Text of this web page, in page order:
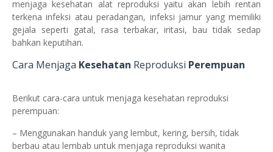
menjaga kesehatan alat reproduksi yaitu akan lebih rentan
terkena infeksi atau peradangan, infeksi jamur yang memiliki
gejala seperti gatal, rasa terbakar, iritasi, bau tidak sedap
bahkan keputihan.
Cara Menjaga Kesehatan Reproduksi Perempuan
Berikut cara-cara untuk menjaga kesehatan reproduksi
perempuan:
– Menggunakan handuk yang lembut, kering, bersih, tidak
berbau atau lembab untuk menjaga reproduksi wanita